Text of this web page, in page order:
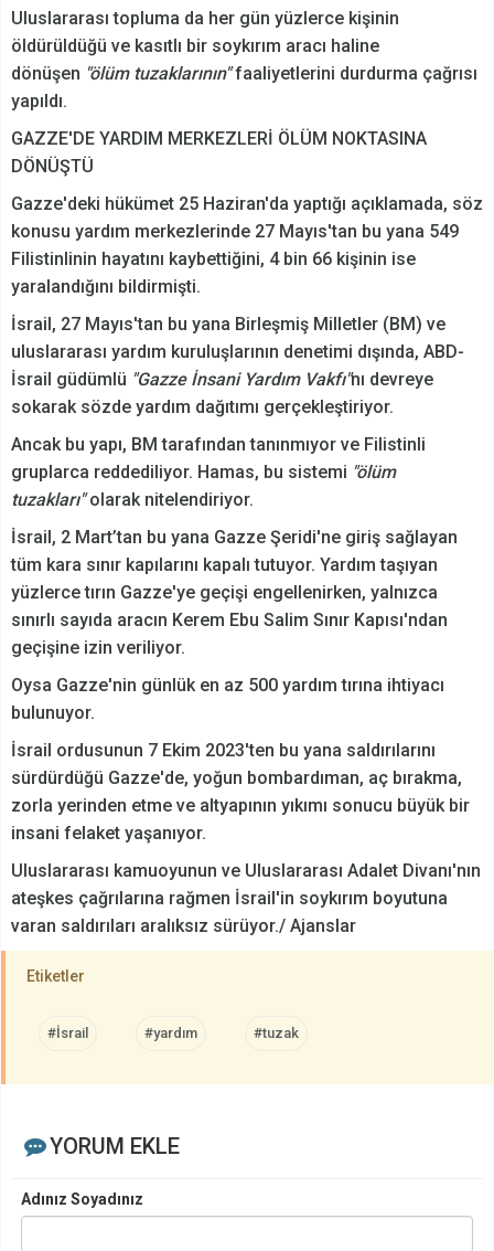
Uluslararası topluma da her gün yüzlerce kişinin
öldürüldüğü ve kasıtlı bir soykırım aracı haline
dönüşen "ölüm tuzaklarının"faaliyetlerini durdurma çağrısı
yapıldı.
GAZZE'DE YARDIM MERKEZLERİ ÖLÜM NOKTASINA
DÖNÜŞTÜ
Gazze'deki hükümet 25 Haziran'da yaptığı açıklamada, söz
konusu yardım merkezlerinde 27 Mayıs'tan bu yana 549
Filistinlinin hayatını kaybettiğini, 4 bin 66 kişinin ise
yaralandığını bildirmişti.
İsrail, 27 Mayıs'tan bu yana Birleşmiş Milletler (BM) ve
uluslararası yardım kuruluşlarının denetimi dışında, ABD-
İsrail güdümlü "Gazze İnsani Yardım Vakfı"nı devreye
sokarak sözde yardım dağıtımı gerçekleştiriyor.
Ancak bu yapı, BM tarafından tanınmıyor ve Filistinli
gruplarca reddediliyor. Hamas, bu sistemi "ölüm
tuzakları"olarak nitelendiriyor.
İsrail, 2 Mart’tan bu yana Gazze Şeridi'ne giriş sağlayan
tüm kara sınır kapılarını kapalı tutuyor. Yardım taşıyan
yüzlerce tırın Gazze'ye geçişi engellenirken, yalnızca
sınırlı sayıda aracın Kerem Ebu Salim Sınır Kapısı'ndan
geçişine izin veriliyor.
Oysa Gazze'nin günlük en az 500 yardım tırına ihtiyacı
bulunuyor.
İsrail ordusunun 7 Ekim 2023'ten bu yana saldırılarını
sürdürdüğü Gazze'de, yoğun bombardıman, aç bırakma,
zorla yerinden etme ve altyapının yıkımı sonucu büyük bir
insani felaket yaşanıyor.
Uluslararası kamuoyunun ve Uluslararası Adalet Divanı'nın
ateşkes çağrılarına rağmen İsrail'in soykırım boyutuna
varan saldırıları aralıksız sürüyor./ Ajanslar
Etiketler
#İsrail #yardım #tuzak
YORUM EKLE
Adınız Soyadınız